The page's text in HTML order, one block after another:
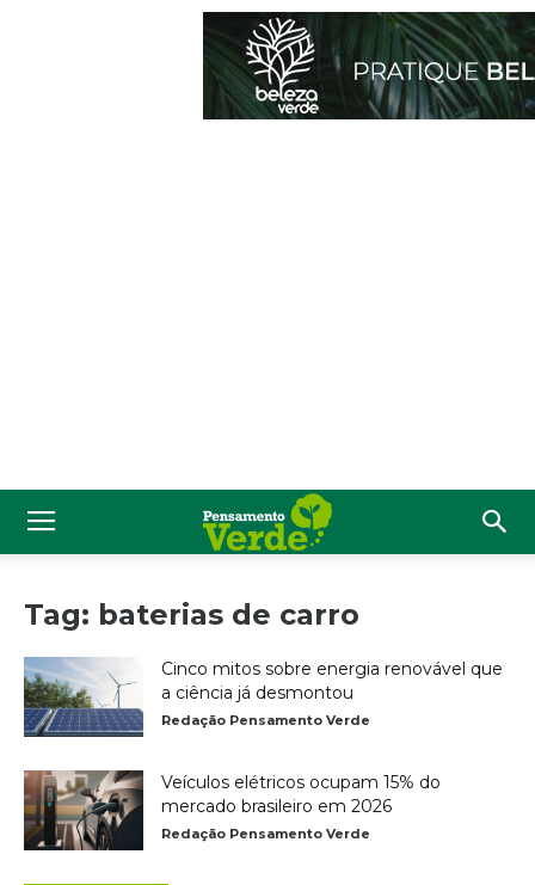
Tag: baterias de carro
Cinco mitos sobre energia renovável que
a ciência já desmontou
Redação Pensamento Verde
Veículos elétricos ocupam 15% do
mercado brasileiro em 2026
Redação Pensamento Verde